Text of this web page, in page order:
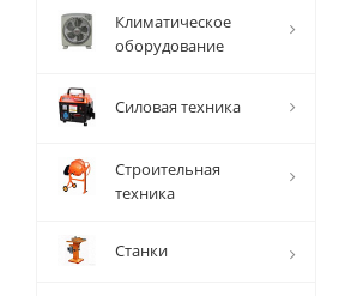
Климатическое
оборудование
Силовая техника
Строительная
техника
Станки